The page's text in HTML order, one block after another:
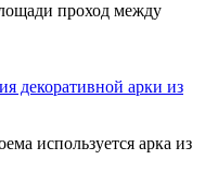
проход между
декоративной арки из
используется арка из